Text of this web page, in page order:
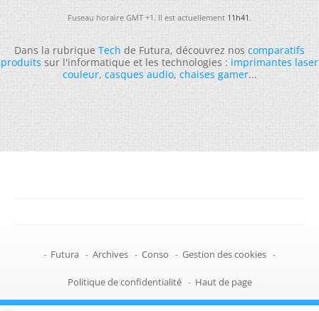
Fuseau horaire GMT +1. Il est actuellement11h41.
Dans la rubriqueTechde Futura, découvrez noscomparatifs
produitssur l'informatique et les technologies :imprimantes laser
couleur,casques audio,chaises gamer...
- Futura - Archives - Conso - Gestion des cookies -
Politique de confidentialité - Haut de page